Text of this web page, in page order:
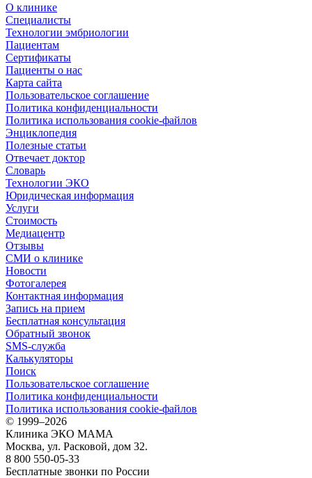
О клинике
Специалисты
Технологии эмбриологии
Пациентам
Сертификаты
Пациенты о нас
Карта сайта
Пользовательское соглашение
Политика конфиденциальности
Политика использования cookie-файлов
Энциклопедия
Полезные статьи
Отвечает доктор
Словарь
Технологии ЭКО
Юридическая информация
Услуги
Стоимость
Медиацентр
Отзывы
СМИ о клинике
Новости
Фотогалерея
Контактная информация
Запись на прием
Бесплатная консультация
Обратный звонок
SMS-служба
Калькуляторы
Поиск
Пользовательское соглашение
Политика конфиденциальности
Политика использования cookie-файлов
© 1999–2026
Клиника ЭКО МАМА
Москва, ул. Расковой, дом 32.
8 800 550-05-33
Бесплатные звонки по России